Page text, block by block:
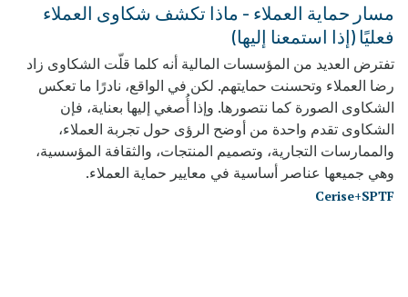
مسار حماية العملاء - ماذا تكشف شكاوى العملاء
فعليًا (إذا استمعنا إليها)
تفترض العديد من المؤسسات المالية أنه كلما قلّت الشكاوى زاد
رضا العملاء وتحسنت حمايتهم. لكن في الواقع، نادرًا ما تعكس
الشكاوى الصورة كما نتصورها. وإذا أُصغي إليها بعناية، فإن
الشكاوى تقدم واحدة من أوضح الرؤى حول تجربة العملاء،
والممارسات التجارية، وتصميم المنتجات، والثقافة المؤسسية،
وهي جميعها عناصر أساسية في معايير حماية العملاء.
Cerise+SPTF